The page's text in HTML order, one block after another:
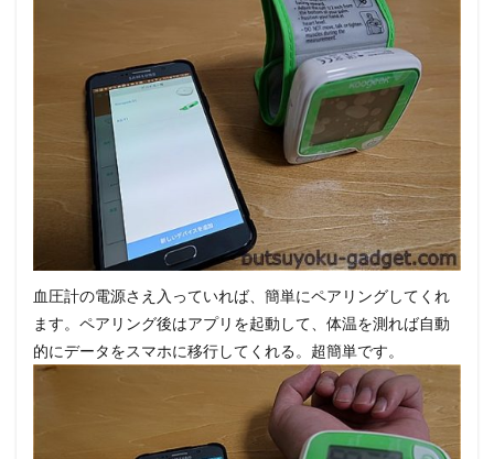
血圧計の電源さえ入っていれば、簡単にペアリングしてくれ
ます。ペアリング後はアプリを起動して、体温を測れば自動
的にデータをスマホに移行してくれる。超簡単です。